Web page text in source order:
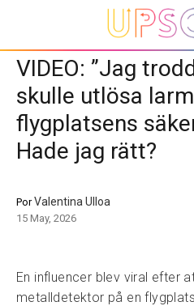
VIDEO: ”Jag
skulle utlösa
flygplatsens
Hade jag rätt?
PorValentina Ulloa
15 May, 2026
En influencer blev viral efter
metalldetektor på en